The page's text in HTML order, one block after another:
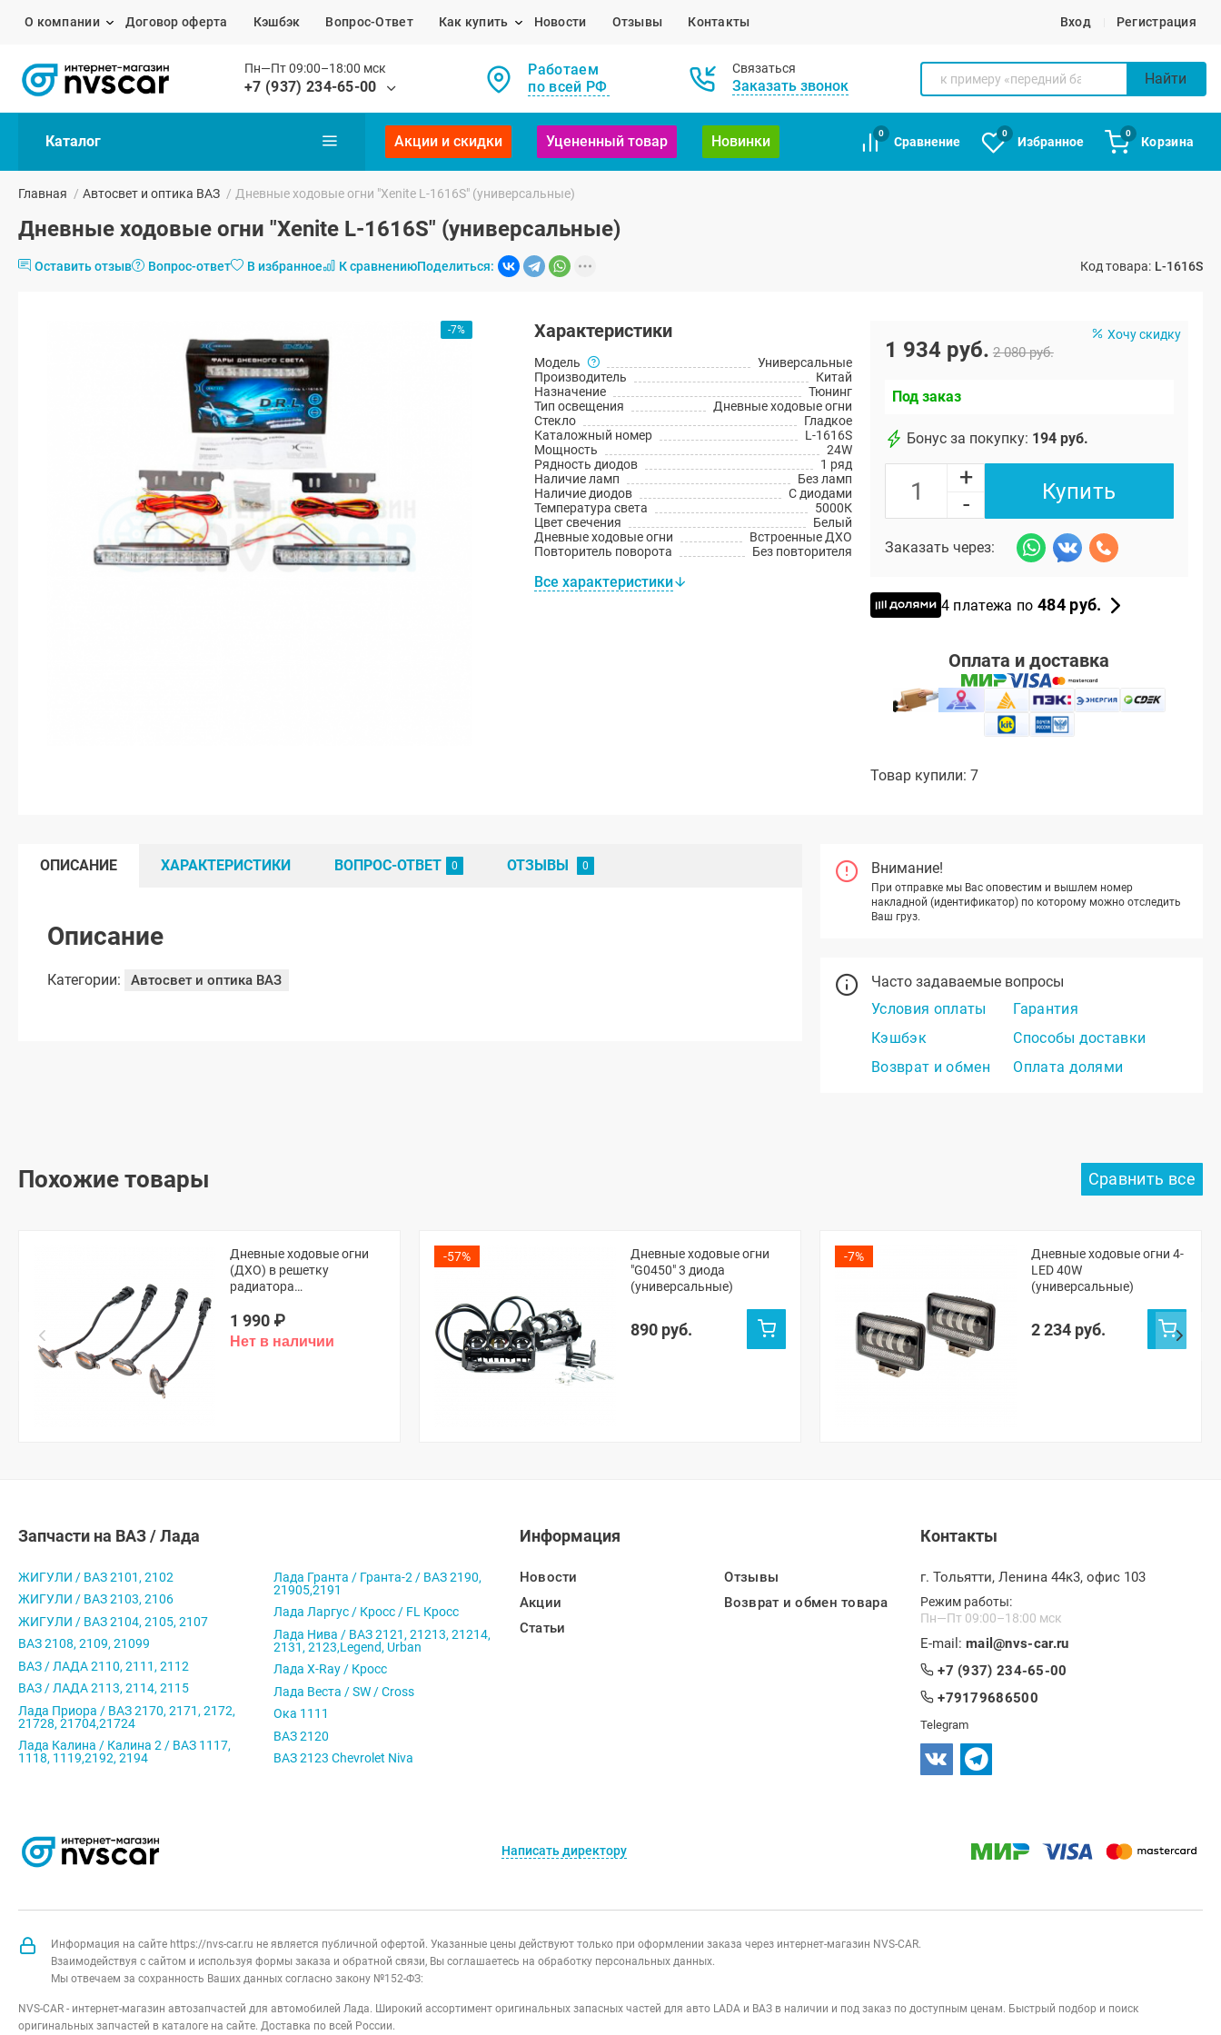
О компании Договор оферта Кэшбэк Вопрос-Ответ Как купить Новости Отзывы Контакты Вход Регистрация
Пн—Пт 09:00–18:00 мск
+7 (937) 234-65-00
Работаем
по всей РФ
Связаться
Заказать звонок Найти
Каталог Акции и скидки Уцененный товар Новинки
0
Сравнение
0
Избранное
0
Корзина
Главная / Автосвет и оптика ВАЗ / Дневные ходовые огни "Xenite L-1616S" (универсальные)
Дневные ходовые огни "Xenite L-1616S" (универсальные)
Оставить отзыв Вопрос-ответ В избранное К сравнениюПоделиться: Код товара: L-1616S
-7% Характеристики
Модель
Универсальные
Производитель
Китай
Назначение
Тюнинг
Тип освещения
Дневные ходовые огни
Стекло
Гладкое
Каталожный номер
L-1616S
Мощность
24W
Рядность диодов
1 ряд
Наличие ламп
Без ламп
Наличие диодов
С диодами
Температура света
5000К
Цвет свечения
Белый
Дневные ходовые огни
Встроенные ДХО
Повторитель поворота
Без повторителя
Все характеристики
Хочу скидку
1 934 руб. 2 080 руб.
Под заказ
Бонус за покупку: 194 руб.
+
-
Купить
Заказать через:
4 платежа по 484 руб.
Оплата и доставка
Товар купили: 7
Внимание!
При отправке мы Вас оповестим и вышлем номер
накладной (идентификатор) по которому можно отследить
Ваш груз.
Часто задаваемые вопросы
Условия оплаты
Гарантия
Кэшбэк
Способы доставки
Возврат и обмен
Оплата долями
ОПИСАНИЕ ХАРАКТЕРИСТИКИ ВОПРОС-ОТВЕТ ОТЗЫВЫ
Описание
Категории: Автосвет и оптика ВАЗ
Похожие товары
Дневные ходовые огни
(ДХО) в решетку
радиатора
оранжевые)
1 990 ₽
-57%
Дневные ходовые огни
"G0450" 3 диода
(универсальные)
890 руб.
-7%
Дневные ходовые огни 4-
LED 40W
(универсальные)
2 234 руб.
Запчасти на ВАЗ / Лада
ЖИГУЛИ / ВАЗ 2101, 2102
ЖИГУЛИ / ВАЗ 2103, 2106
ЖИГУЛИ / ВАЗ 2104, 2105, 2107
ВАЗ 2108, 2109, 21099
ВАЗ / ЛАДА 2110, 2111, 2112
ВАЗ / ЛАДА 2113, 2114, 2115
Лада Приора / ВАЗ 2170, 2171, 2172,
21728, 21704,21724
Лада Калина / Калина 2 / ВАЗ 1117,
1118, 1119,2192, 2194
Лада Гранта / Гранта-2 / ВАЗ 2190,
21905,2191
Лада Ларгус / Кросс / FL Кросс
Лада Нива / ВАЗ 2121, 21213, 21214,
2131, 2123,Legend, Urban
Лада X-Ray / Кросс
Лада Веста / SW / Cross
Ока 1111
ВАЗ 2120
ВАЗ 2123 Chevrolet Niva
Информация
Новости
Акции
Статьи
Отзывы
Возврат и обмен товара
Контакты
г. Тольятти, Ленина 44к3, офис 103
Режим работы:
Пн—Пт 09:00–18:00 мск
E-mail: mail@nvs-car.ru
+7 (937) 234-65-00
+79179686500
Telegram
Написать директору
Информация на сайте https://nvs-car.ru не является публичной офертой. Указанные цены действуют только при оформлении заказа через интернет-магазин NVS-CAR.
Взаимодействуя с сайтом и используя формы заказа и обратной связи, Вы соглашаетесь на обработку персональных данных.
Мы отвечаем за сохранность Ваших данных согласно закону №152-ФЗ:
NVS-CAR - интернет-магазин автозапчастей для автомобилей Лада. Широкий ассортимент оригинальных запасных частей для авто LADA и ВАЗ в наличии и под заказ по доступным ценам. Быстрый подбор и поиск
оригинальных запчастей в каталоге на сайте. Доставка по всей России.